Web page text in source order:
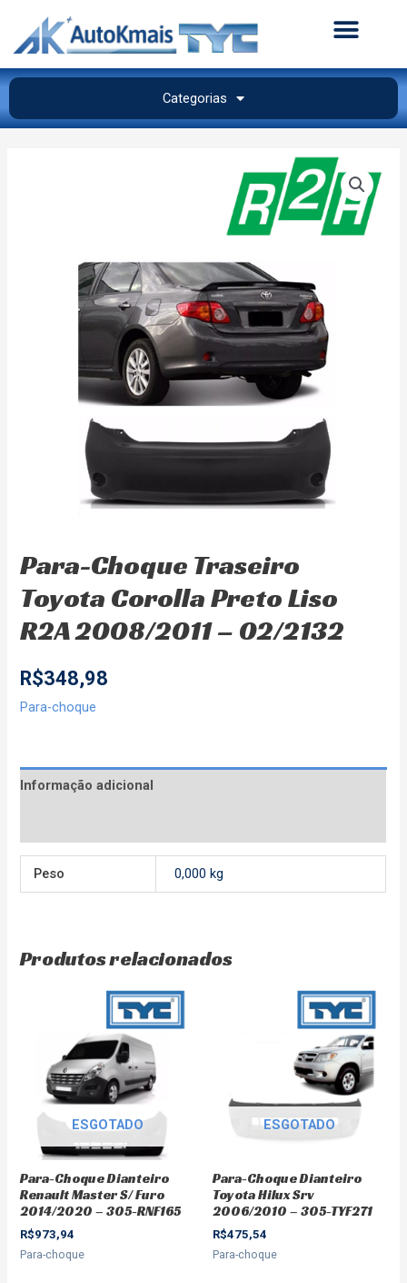
Categorias
Para-Choque Traseiro
Toyota Corolla Preto Liso
R2A 2008/2011 – 02/2132
R$348,98
Para-choque
Informação adicional
Peso 0,000 kg
Produtos relacionados
ESGOTADO
Para-Choque Dianteiro
Renault Master S/ Furo
2014/2020 – 305-RNF165
R$973,94
Para-choque
ESGOTADO
Para-Choque Dianteiro
Toyota Hilux Srv
2006/2010 – 305-TYF271
R$475,54
Para-choque